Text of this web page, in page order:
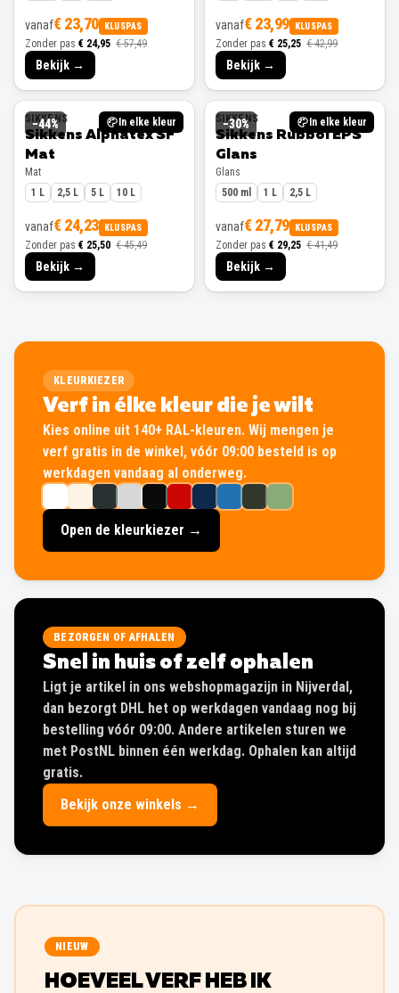
vanaf€ 23,70 KLUSPAS
Zonder pas € 24,95 € 57,49
Bekijk →
vanaf€ 23,99 KLUSPAS
Zonder pas € 25,25 € 42,99
Bekijk →
−44% In elke kleur
SIKKENS
Sikkens Alphatex SF
Mat
Mat
1 L
2,5 L 5 L 10 L
vanaf€ 24,23 KLUSPAS
Zonder pas € 25,50 € 45,49
Bekijk →
−30% In elke kleur
SIKKENS
Sikkens Rubbol EPS
Glans
Glans
500 ml
1 L 2,5 L
vanaf€ 27,79 KLUSPAS
Zonder pas € 29,25 € 41,49
Bekijk →
KLEURKIEZER
Verf in élke kleur die je wilt
Kies online uit 140+ RAL-kleuren. Wij mengen je
verf gratis in de winkel, vóór 09:00 besteld is op
werkdagen vandaag al onderweg.
Open de kleurkiezer →
BEZORGEN OF AFHALEN
Snel in huis of zelf ophalen
Ligt je artikel in ons webshopmagazijn in Nijverdal,
dan bezorgt DHL het op werkdagen vandaag nog bij
bestelling vóór 09:00. Andere artikelen sturen we
met PostNL binnen één werkdag. Ophalen kan altijd
gratis.
Bekijk onze winkels →
NIEUW
HOEVEEL VERF HEB IK